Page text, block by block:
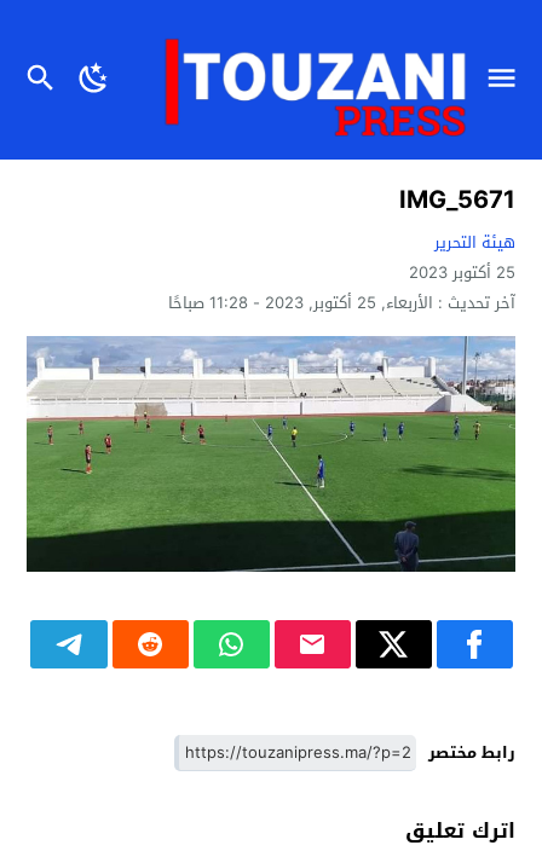
IMG_5671
هيئة التحرير
25 أكتوبر 2023
آخر تحديث : الأربعاء, 25 أكتوبر, 2023 - 11:28 صباحًا
رابط مختصر
اترك تعليق